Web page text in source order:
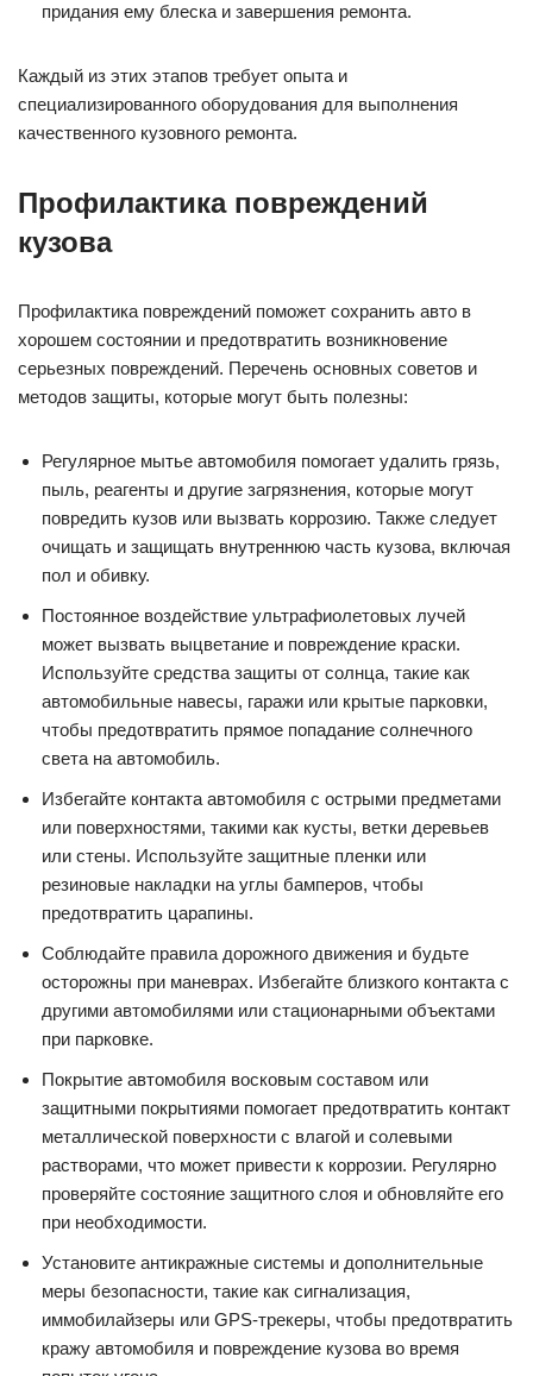
придания ему блеска и завершения ремонта.
Каждый из этих этапов требует опыта и
специализированного оборудования для выполнения
качественного кузовного ремонта.
Профилактика повреждений
кузова
Профилактика повреждений поможет сохранить авто в
хорошем состоянии и предотвратить возникновение
серьезных повреждений. Перечень основных советов и
методов защиты, которые могут быть полезны:
Регулярное мытье автомобиля помогает удалить грязь,
пыль, реагенты и другие загрязнения, которые могут
повредить кузов или вызвать коррозию. Также следует
очищать и защищать внутреннюю часть кузова, включая
пол и обивку.
Постоянное воздействие ультрафиолетовых лучей
может вызвать выцветание и повреждение краски.
Используйте средства защиты от солнца, такие как
автомобильные навесы, гаражи или крытые парковки,
чтобы предотвратить прямое попадание солнечного
света на автомобиль.
Избегайте контакта автомобиля с острыми предметами
или поверхностями, такими как кусты, ветки деревьев
или стены. Используйте защитные пленки или
резиновые накладки на углы бамперов, чтобы
предотвратить царапины.
Соблюдайте правила дорожного движения и будьте
осторожны при маневрах. Избегайте близкого контакта с
другими автомобилями или стационарными объектами
при парковке.
Покрытие автомобиля восковым составом или
защитными покрытиями помогает предотвратить контакт
металлической поверхности с влагой и солевыми
растворами, что может привести к коррозии. Регулярно
проверяйте состояние защитного слоя и обновляйте его
при необходимости.
Установите антикражные системы и дополнительные
меры безопасности, такие как сигнализация,
иммобилайзеры или GPS-трекеры, чтобы предотвратить
кражу автомобиля и повреждение кузова во время